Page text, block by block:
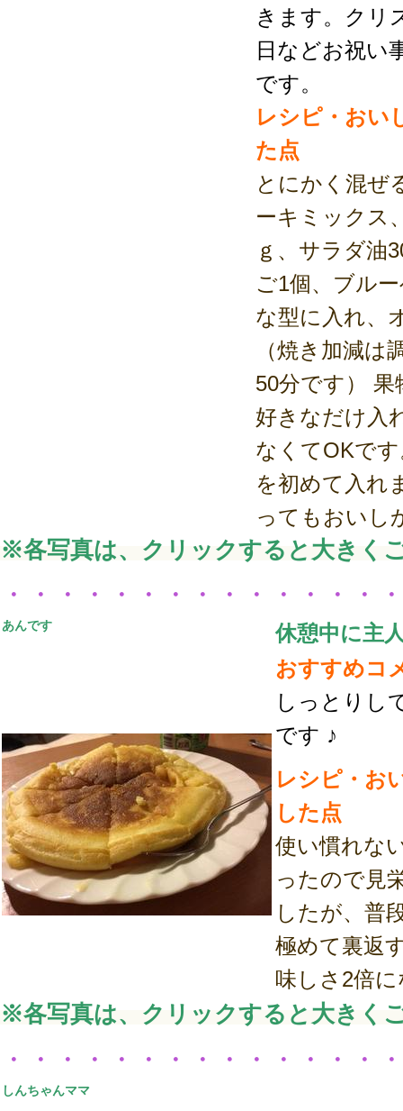
きます。クリ
日などお祝い
です。
レシピ・おい
た点
とにかく混ぜ
ーキミックス
ｇ、サラダ油
ご1個、ブル
な型に入れ、
（焼き加減は
50分です）
好きなだけ入
なくてOKで
を初めて入れ
ってもおいし
※各写真は、クリックすると大きく
・・・・・・・・・・・・・・
あんです
休憩中に主
おすすめコ
しっとりし
です ♪
レシピ・お
した点
使い慣れな
ったので見
したが、普
極めて裏返
味しさ2倍
※各写真は、クリックすると大きく
・・・・・・・・・・・・・・
しんちゃんママ